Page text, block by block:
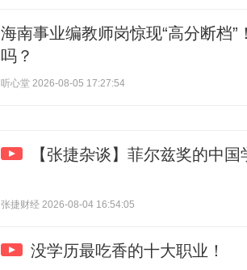
海南事业编教师岗惊现“高分断档
吗？
听心堂 2026-08-05 17:27:54
【张捷杂谈】菲尔兹奖的中
张捷财经 2026-08-04 16:54:05
没学历最吃香的十大职业！